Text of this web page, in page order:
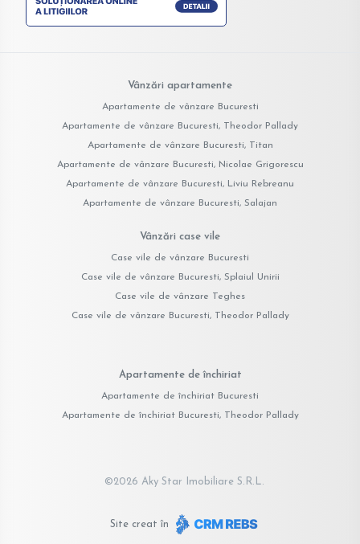
Vânzări apartamente
Apartamente de vânzare Bucuresti
Apartamente de vânzare Bucuresti, Theodor Pallady
Apartamente de vânzare Bucuresti, Titan
Apartamente de vânzare Bucuresti, Nicolae Grigorescu
Apartamente de vânzare Bucuresti, Liviu Rebreanu
Apartamente de vânzare Bucuresti, Salajan
Vânzări case vile
Case vile de vânzare Bucuresti
Case vile de vânzare Bucuresti, Splaiul Unirii
Case vile de vânzare Teghes
Case vile de vânzare Bucuresti, Theodor Pallady
Apartamente de închiriat
Apartamente de închiriat Bucuresti
Apartamente de închiriat Bucuresti, Theodor Pallady
©2026 Aky Star Imobiliare S.R.L.
Site creat în